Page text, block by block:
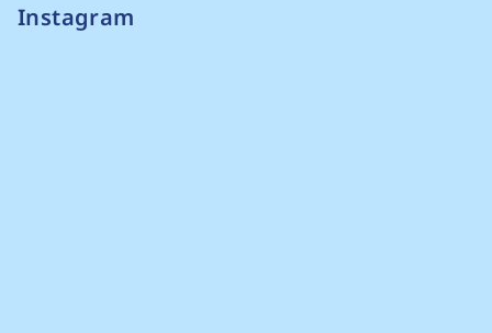
Instagram